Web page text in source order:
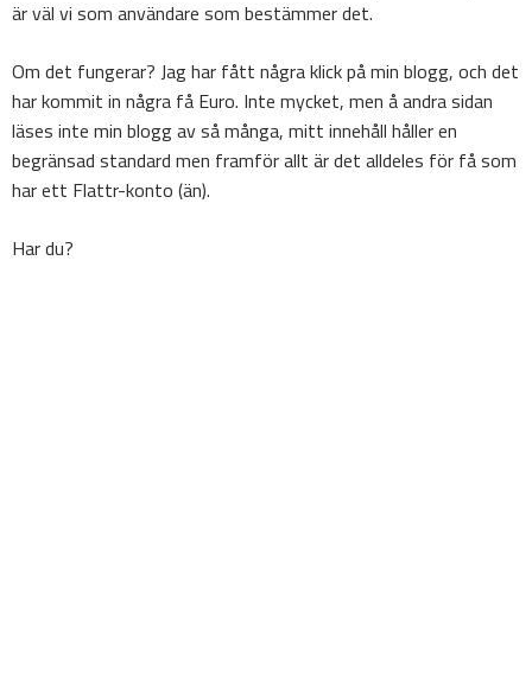
är väl vi som användare som bestämmer det.
Om det fungerar? Jag har fått några klick på min blogg, och det
har kommit in några få Euro. Inte mycket, men å andra sidan
läses inte min blogg av så många, mitt innehåll håller en
begränsad standard men framför allt är det alldeles för få som
har ett Flattr-konto (än).
Har du?